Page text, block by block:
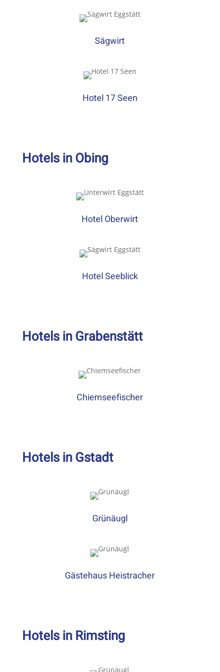
Sägwirt
Hotel 17 Seen
Hotels in Obing
Hotel Oberwirt
Hotel Seeblick
Hotels in Grabenstätt
Chiemseefischer
Hotels in Gstadt
Grünäugl
Gästehaus Heistracher
Hotels in Rimsting